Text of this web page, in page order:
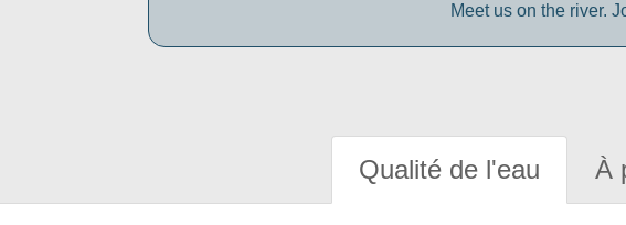
Meet us on the river.
Qualité de l'eau À